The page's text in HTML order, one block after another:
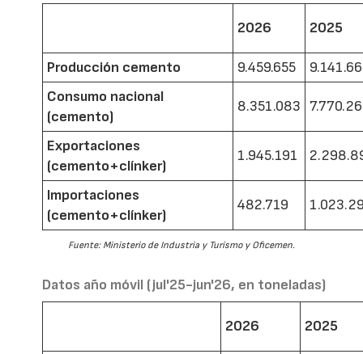
2026 2025
Producción cemento 9.459.655
Consumo nacional
(cemento)
8.351.083
Exportaciones
(cemento+clínker)
1.945.191
Importaciones
(cemento+clínker)
482.719
Fuente: Ministerio de Industria y Turismo y Oficemen.
Datos año móvil (jul'25-jun'26, en toneladas)
2026 2025